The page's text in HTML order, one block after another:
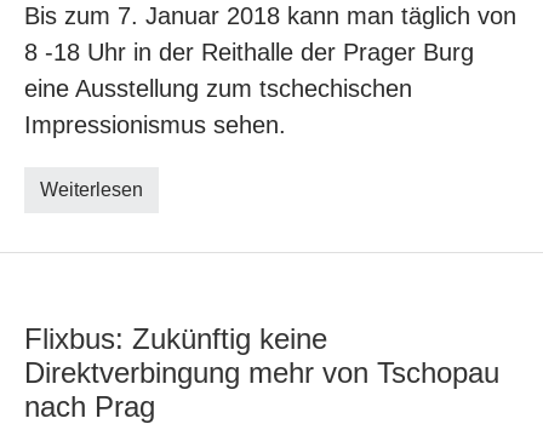
Bis zum 7. Januar 2018 kann man täglich von
8 -18 Uhr in der Reithalle der Prager Burg
eine Ausstellung zum tschechischen
Impressionismus sehen.
Weiterlesen
Flixbus: Zukünftig keine
Direktverbingung mehr von Tschopau
nach Prag